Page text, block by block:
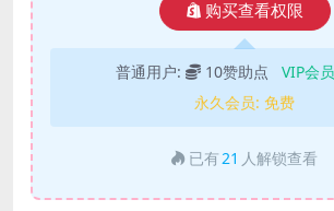
购买查看权限
普通用户: 10赞助点 VIP会
永久会员: 免费
已有 21 人解锁查看